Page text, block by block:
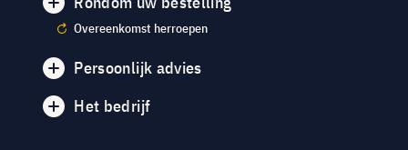
Overeenkomst herroepen
Persoonlijk advies
Het bedrijf